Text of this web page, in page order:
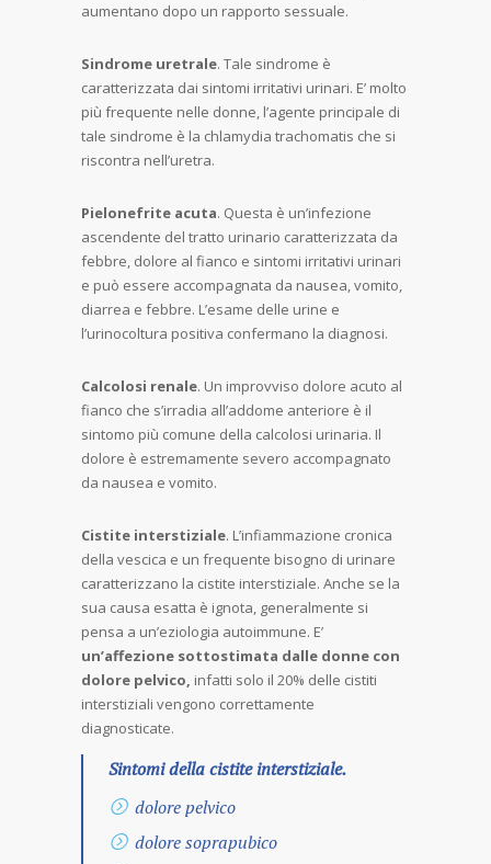
aumentano dopo un rapporto sessuale.
Sindrome uretrale. Tale sindrome è
caratterizzata dai sintomi irritativi urinari. E’ molto
più frequente nelle donne, l’agente principale di
tale sindrome è la chlamydia trachomatis che si
riscontra nell’uretra.
Pielonefrite acuta. Questa è un’infezione
ascendente del tratto urinario caratterizzata da
febbre, dolore al fianco e sintomi irritativi urinari
e può essere accompagnata da nausea, vomito,
diarrea e febbre. L’esame delle urine e
l’urinocoltura positiva confermano la diagnosi.
Calcolosi renale. Un improvviso dolore acuto al
fianco che s’irradia all’addome anteriore è il
sintomo più comune della calcolosi urinaria. Il
dolore è estremamente severo accompagnato
da nausea e vomito.
Cistite interstiziale. L’infiammazione cronica
della vescica e un frequente bisogno di urinare
caratterizzano la cistite interstiziale. Anche se la
sua causa esatta è ignota, generalmente si
pensa a un’eziologia autoimmune. E’
un’affezione sottostimata dalle donne con
dolore pelvico, infatti solo il 20% delle cistiti
interstiziali vengono correttamente
diagnosticate.
Sintomi della cistite interstiziale.
dolore pelvico
dolore soprapubico